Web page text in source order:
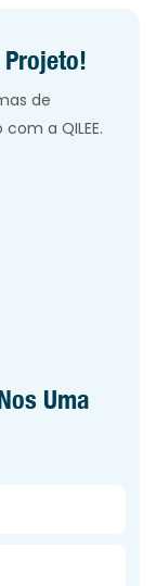
Projeto!
de
a QILEE.
Uma